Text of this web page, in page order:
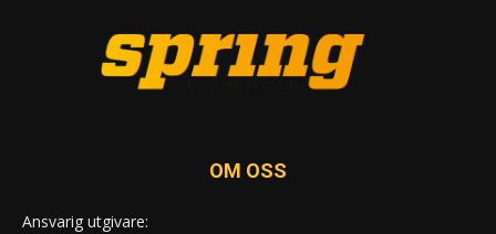
OM OSS
Ansvarig utgivare: